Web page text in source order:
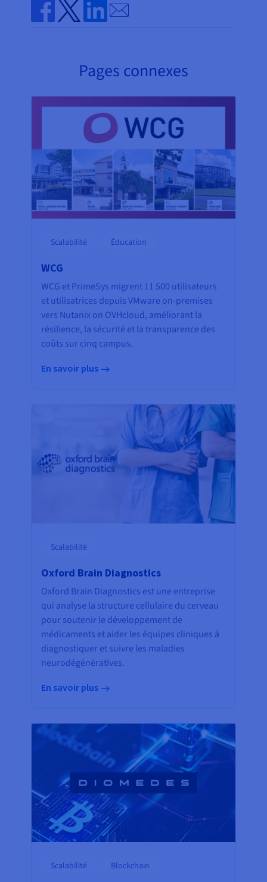
Share on Facebook
Share on Twitter
Share on Linkedin
Send by email
Pages connexes
Scalabilité Éducation
WCG
WCG et PrimeSys migrent 11 500 utilisateurs
et utilisatrices depuis VMware on-premises
vers Nutanix on OVHcloud, améliorant la
résilience, la sécurité et la transparence des
coûts sur cinq campus.
En savoir plus
Scalabilité
Oxford Brain Diagnostics
Oxford Brain Diagnostics est une entreprise
qui analyse la structure cellulaire du cerveau
pour soutenir le développement de
médicaments et aider les équipes cliniques à
diagnostiquer et suivre les maladies
neurodégénératives.
En savoir plus
Scalabilité Blockchain